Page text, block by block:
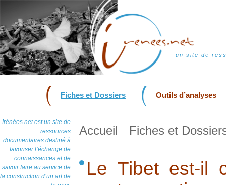
un site de
Fiches et Dossiers Outils d’analyses
Irénées.net est un site de
ressources
documentaires destiné à
favoriser l’échange de
connaissances et de
savoir faire au service de
la construction d’un art de
Accueil Fiches et
Le Tibet est-il